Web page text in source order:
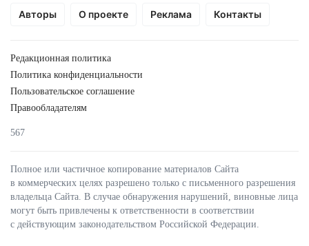
Авторы О проекте Реклама Контакты
Редакционная политика
Политика конфиденциальности
Пользовательское соглашение
Правообладателям
567
Полное или частичное копирование материалов Сайта
в коммерческих целях разрешено только с письменного разрешения
владельца Сайта. В случае обнаружения нарушений, виновные лица
могут быть привлечены к ответственности в соответствии
с действующим законодательством Российской Федерации.